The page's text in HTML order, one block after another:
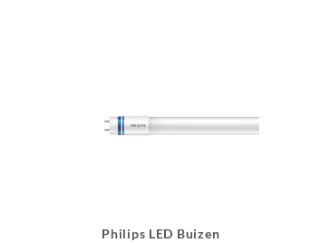
Philips LED Buizen